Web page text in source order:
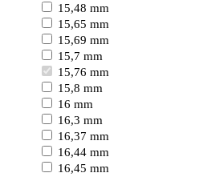
15,48 mm
15,65 mm
15,69 mm
15,7 mm
15,76 mm
15,8 mm
16 mm
16,3 mm
16,37 mm
16,44 mm
16,45 mm